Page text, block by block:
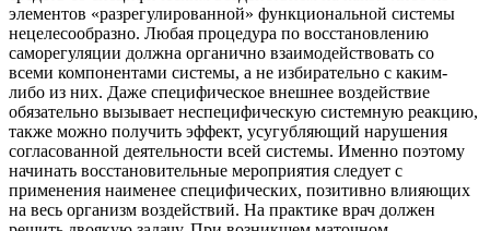
элементов «разрегулированной» функциональной системы
нецелесообразно. Любая процедура по восстановлению
саморегуляции должна органично взаимодействовать со
всеми компонентами системы, а не избирательно с каким-
либо из них. Даже специфическое внешнее воздействие
обязательно вызывает неспецифическую системную реакцию,
также можно получить эффект, усугубляющий нарушения
согласованной деятельности всей системы. Именно поэтому
начинать восстановительные мероприятия следует с
применения наименее специфических, позитивно влияющих
на весь организм воздействий. На практике врач должен